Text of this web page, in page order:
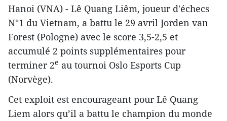
Hanoi (VNA) - Lê Quang Liêm, joueur d'échecs
N°1 du Vietnam, a battu le 29 avril Jorden van
Forest (Pologne) avec le score 3,5-2,5 et
accumulé 2 points supplémentaires pour
terminer 2e au tournoi Oslo Esports Cup
(Norvège).
Cet exploit est encourageant pour Lê Quang
Liem alors qu’il a battu le champion du monde